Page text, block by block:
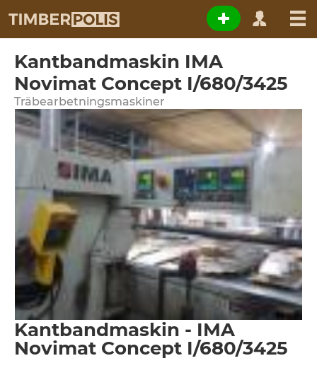
Kantbandmaskin IMA
Novimat Concept I/680/3425
Träbearbetningsmaskiner
Kantbandmaskin - IMA
Novimat Concept I/680/3425